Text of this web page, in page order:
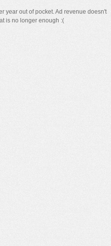
year out of pocket. Ad revenue doesn't
is no longer enough :(